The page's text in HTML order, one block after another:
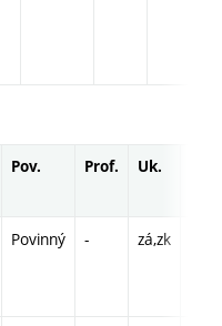
Pov. Prof. Uk.
Povinný - zá,zk